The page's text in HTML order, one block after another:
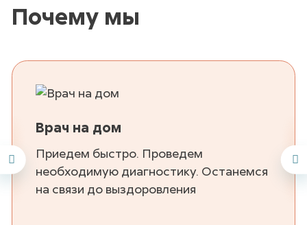
Почему мы
Врач на дом
Приедем быстро. Проведем
необходимую диагностику. Останемся
на связи до выздоровления